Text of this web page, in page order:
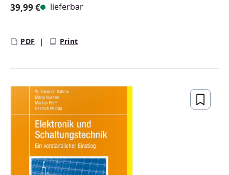
39,99 € lieferbar
PDF Print